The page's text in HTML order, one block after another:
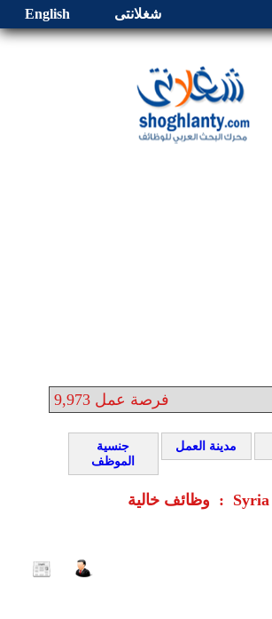
شغلانتى English
9,973 فرصة عمل
مدينة العمل
جنسية
الموظف
وظائف خالية : Syria